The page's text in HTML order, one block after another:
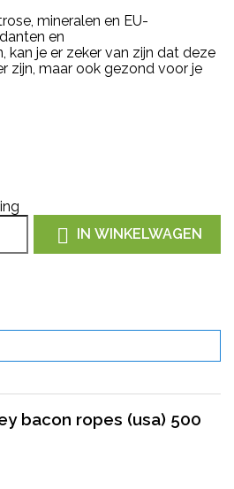
mineralen en EU-
en
kan je er zeker van zijn dat deze
zijn, maar ook gezond voor je
 IN WINKELWAGEN
bacon ropes (usa) 500